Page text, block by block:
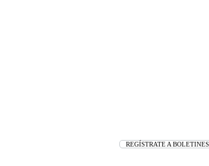
REGÍSTRATE A BOLETINES